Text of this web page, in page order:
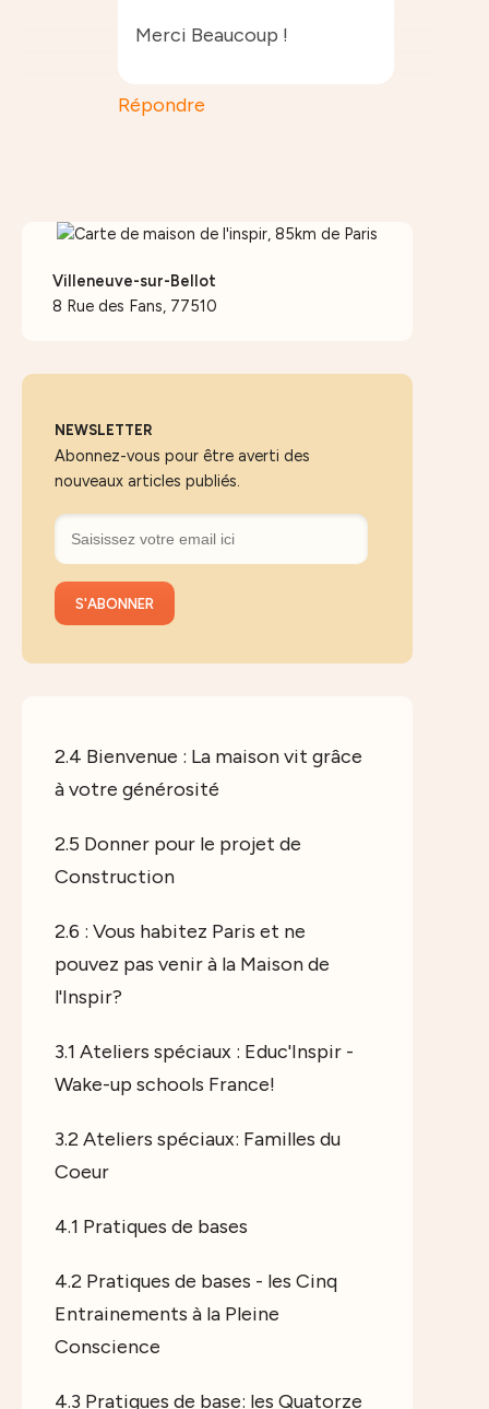
Merci Beaucoup !
Répondre
Villeneuve-sur-Bellot
8 Rue des Fans, 77510
NEWSLETTER
Abonnez-vous pour être averti des
nouveaux articles publiés.
2.4 Bienvenue : La maison vit grâce
à votre générosité
2.5 Donner pour le projet de
Construction
2.6 : Vous habitez Paris et ne
pouvez pas venir à la Maison de
l'Inspir?
3.1 Ateliers spéciaux : Educ'Inspir -
Wake-up schools France!
3.2 Ateliers spéciaux: Familles du
Coeur
4.1 Pratiques de bases
4.2 Pratiques de bases - les Cinq
Entrainements à la Pleine
Conscience
4.3 Pratiques de base: les Quatorze